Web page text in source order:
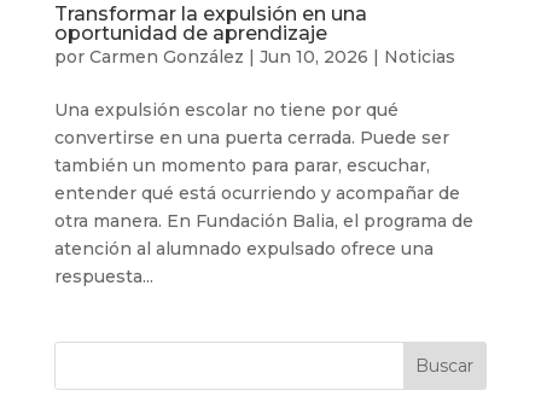
Transformar la expulsión en una
oportunidad de aprendizaje
por Carmen González | Jun 10, 2026 | Noticias
Una expulsión escolar no tiene por qué
convertirse en una puerta cerrada. Puede ser
también un momento para parar, escuchar,
entender qué está ocurriendo y acompañar de
otra manera. En Fundación Balia, el programa de
atención al alumnado expulsado ofrece una
respuesta...
Buscar